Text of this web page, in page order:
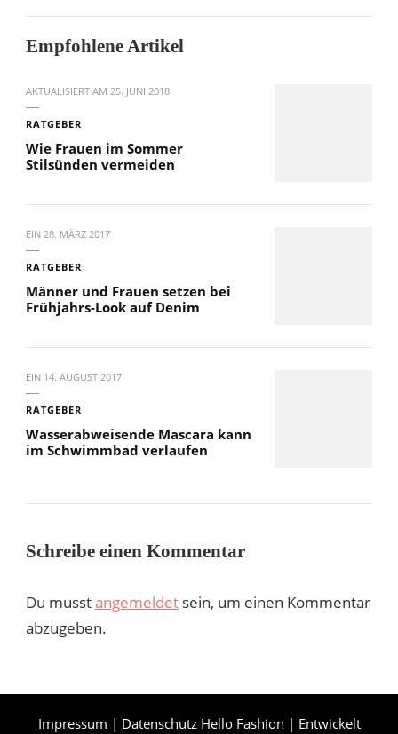
Empfohlene Artikel
AKTUALISIERT AM 25. JUNI 2018
RATGEBER
Wie Frauen im Sommer
Stilsünden vermeiden
EIN 28. MÄRZ 2017
RATGEBER
Männer und Frauen setzen bei
Frühjahrs-Look auf Denim
EIN 14. AUGUST 2017
RATGEBER
Wasserabweisende Mascara kann
im Schwimmbad verlaufen
Schreibe einen Kommentar
Du musstangemeldet sein, um einen Kommentar
abzugeben.
Impressum | DatenschutzHello Fashion | Entwickelt